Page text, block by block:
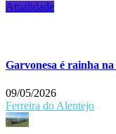
Atualidade
Garvonesa é rainha
09/05/2026
Ferreira do Alentejo